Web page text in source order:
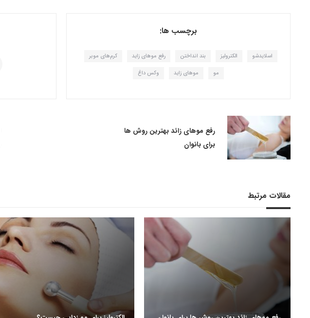
برچسب ها:
اسلایدشو الکترولیز بند انداختن رفع موهای زاید کرم‌های موبر
مو موهای زاید وکس داغ
رفع موهای زائد بهترین روش ها
برای بانوان
مقالات مرتبط